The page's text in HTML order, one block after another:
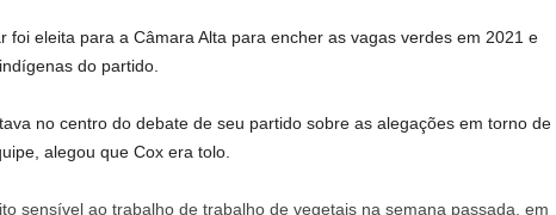
foi eleita para a Câmara Alta para encher as vagas verdes em 2021 e
do partido.
no centro do debate de seu partido sobre as alegações em torno de
alegou que Cox era tolo.